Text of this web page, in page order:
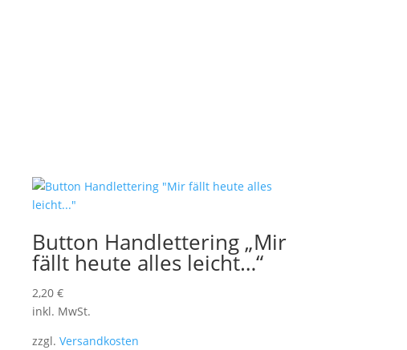
Button Handlettering „Mir
fällt heute alles leicht…“
2,20€
inkl. MwSt.
zzgl.Versandkosten